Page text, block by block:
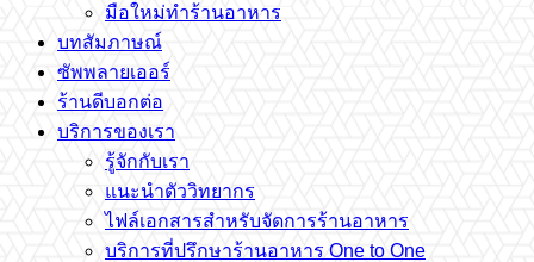
มือใหม่ทำร้านอาหาร
บทสัมภาษณ์
ซัพพลายเออร์
ร้านดีบอกต่อ
บริการของเรา
รู้จักกับเรา
แนะนำตัววิทยากร
ไฟล์เอกสารสำหรับจัดการร้านอาหาร
บริการที่ปรึกษาร้านอาหาร One to One